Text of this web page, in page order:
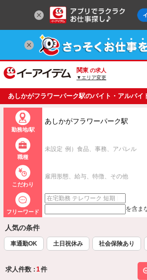
関東 の求人
▼エリア変更
あしかがフラワーパーク駅のバイト・アルバイ
一覧
勤務地/駅
あしかがフラワーパーク駅
職種
未設定 例）食品、事務、アパレル
こだわり
雇用形態、給与、特徴、その他
フリーワード を含ま
人気の条件
車通勤OK 土日祝休み 社会保険あり
求人件数 : 1件